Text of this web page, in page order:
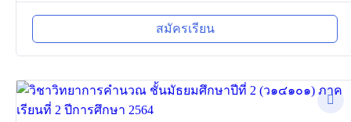
สมัครเรียน